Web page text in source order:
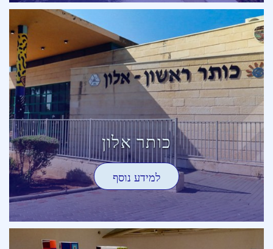
כותר אלון
למידע נוסף